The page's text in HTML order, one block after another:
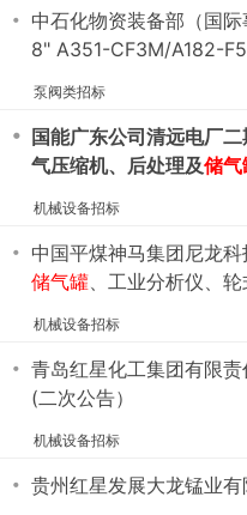
・ 中石化物资装备部（国
8" A351-CF3M/A182-
泵阀类招标
・ 国能广东公司清远电厂
气压缩机、后处理及储气
机械设备招标
・ 中国平煤神马集团尼龙
储气罐、工业分析仪、
机械设备招标
・ 青岛红星化工集团有限
(二次公告）
机械设备招标
・ 贵州红星发展大龙锰业有